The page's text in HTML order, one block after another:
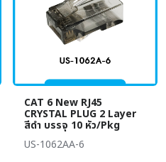
CAT 6 New RJ45
CRYSTAL PLUG 2 Layer
สีดำ บรรจุ 10 หัว/Pkg
US-1062AA-6